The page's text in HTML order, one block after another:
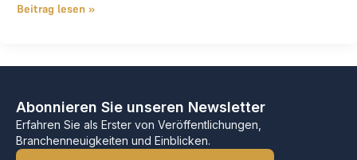
Beitrag lesen »
Abonnieren Sie unseren Newsletter
Erfahren Sie als Erster von Veröffentlichungen,
Branchenneuigkeiten und Einblicken.